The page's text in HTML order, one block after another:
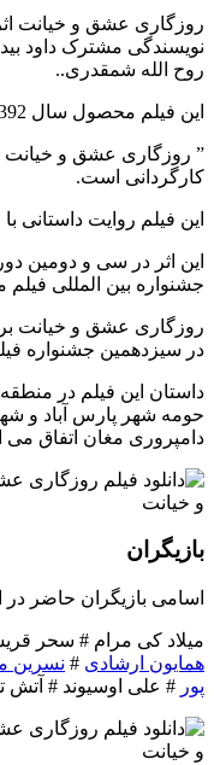
روزگاری عشق و خیانت
نویسندگی مشترک داود
روح الله شمقدری..
این فیلم محصول سال 1392 است.
” روزگاری عشق و خیانت ”
کارگردانی است.
این فیلم روایت داستانی
این اثر در سی و دومین
جشنواره بین المللی
روزگاری عشق و خیانت
در سیزدهمین جشنواره
داستان این فیلم در
حومه شهر پارس آباد
دامپروری مغان اتفاق می
بازیگران
اسامی بازیگران حاضر
میلاد کی مرام # سحر
همایون ارشادی # نسرین
پور # علی اوسیوند # آتش